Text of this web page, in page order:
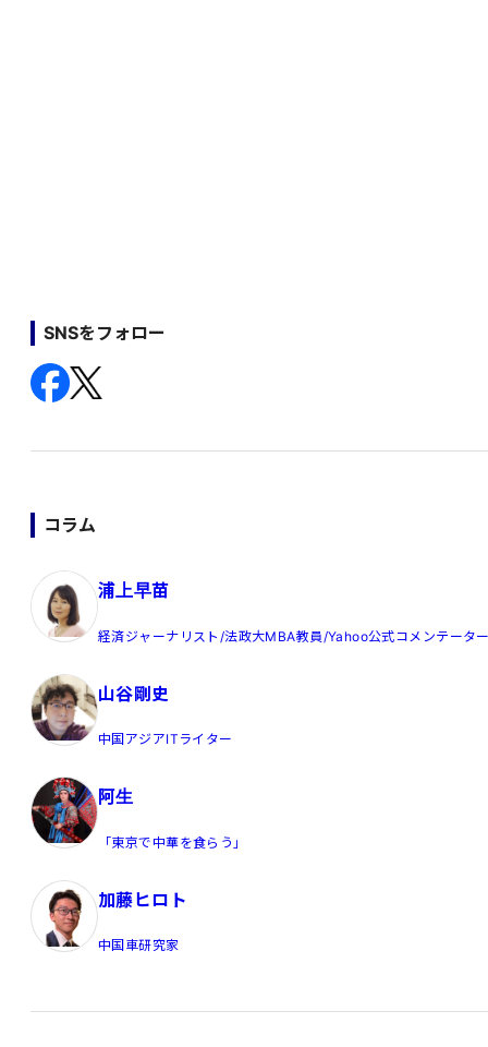
SNSをフォロー
コラム
浦上早苗
経済ジャーナリスト/法政大MBA教員/Yahoo公式コメンテータ
山谷剛史
中国アジアITライター
阿生
「東京で中華を食らう」
加藤ヒロト
中国車研究家